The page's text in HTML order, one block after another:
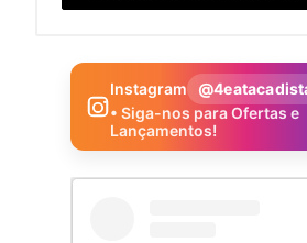
Instagram
• Siga-nos para Ofertas e
Lançamentos!